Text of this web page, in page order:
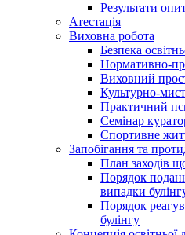
Результати
Атестація
Виховна робота
Безпека
Нормативно-
Виховний
Культурно-
Практичний
Семінар
Спортивне
Запобігання та
План заходів
Порядок
випадки
Порядок
булінгу